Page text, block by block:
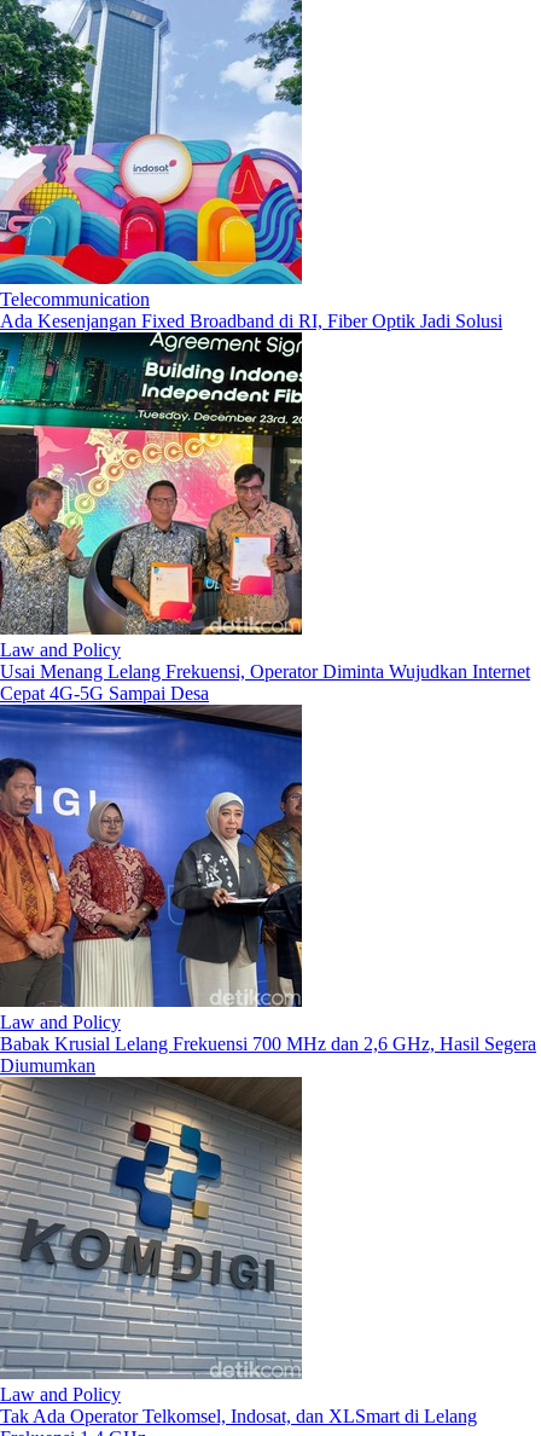
Telecommunication
Ada Kesenjangan Fixed Broadband di RI, Fiber Optik Jadi Solusi
Law and Policy
Usai Menang Lelang Frekuensi, Operator Diminta Wujudkan Internet
Cepat 4G-5G Sampai Desa
Law and Policy
Babak Krusial Lelang Frekuensi 700 MHz dan 2,6 GHz, Hasil Segera
Diumumkan
Law and Policy
Tak Ada Operator Telkomsel, Indosat, dan XLSmart di Lelang